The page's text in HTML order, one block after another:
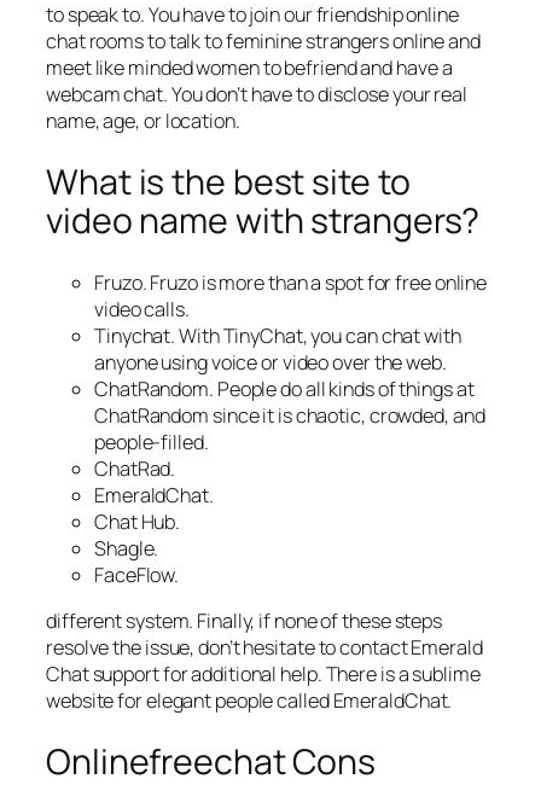
to speak to. You have to join our friendship online
chat rooms to talk to feminine strangers online and
meet like minded women to befriend and have a
webcam chat. You don’t have to disclose your real
name, age, or location.
What is the best site to
video name with strangers?
Fruzo. Fruzo is more than a spot for free online
video calls.
Tinychat. With TinyChat, you can chat with
anyone using voice or video over the web.
ChatRandom. People do all kinds of things at
ChatRandom since it is chaotic, crowded, and
people-filled.
ChatRad.
EmeraldChat.
Chat Hub.
Shagle.
FaceFlow.
different system. Finally, if none of these steps
resolve the issue, don’t hesitate to contact Emerald
Chat support for additional help. There is a sublime
website for elegant people called EmeraldChat.
Onlinefreechat Cons